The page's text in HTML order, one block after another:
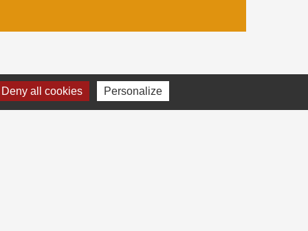
all cookies Personalize